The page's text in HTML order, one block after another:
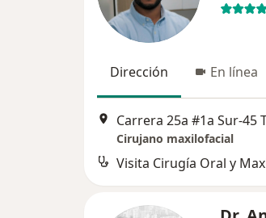
Dirección En línea
Cirujano maxilofacial